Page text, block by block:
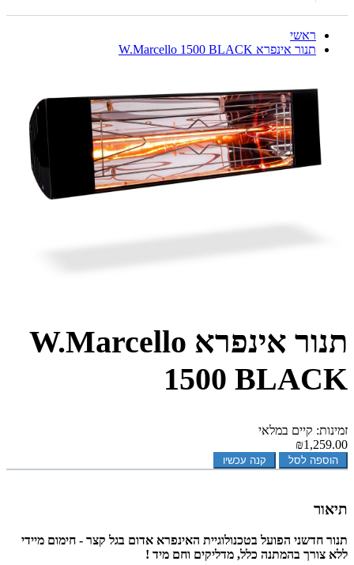
ראשי
תנור אינפרא W.Marcello 1500 BLACK
תנור אינפרא W.Marcello
1500 BLACK
זמינות: קיים במלאי
₪1,259.00
הוספה לסל קנה עכשיו
תיאור
תנור חדשני הפועל בטכנולוגיית האינפרא אדום בגל קצר - חימום מיידי
ללא צורך בהמתנה כלל, מדליקים וחם מיד !